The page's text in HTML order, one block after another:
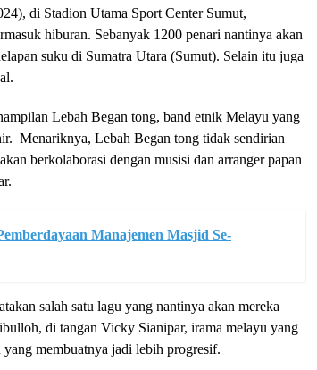
di Stadion Utama Sport Center Sumut,
hiburan. Sebanyak 1200 penari nantinya akan
suku di Sumatra Utara (Sumut). Selain itu juga
Lebah Began tong, band etnik Melayu yang
Menariknya, Lebah Began tong tidak sendirian
berkolaborasi dengan musisi dan arranger papan
Manajemen Masjid Se-
salah satu lagu yang nantinya akan mereka
di tangan Vicky Sianipar, irama melayu yang
membuatnya jadi lebih progresif.